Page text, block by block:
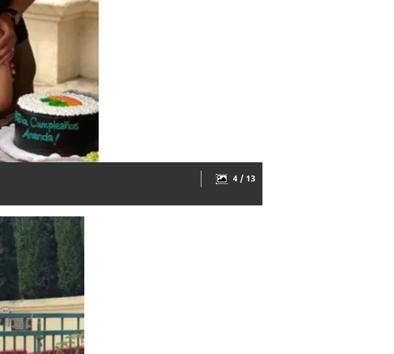
4 / 13